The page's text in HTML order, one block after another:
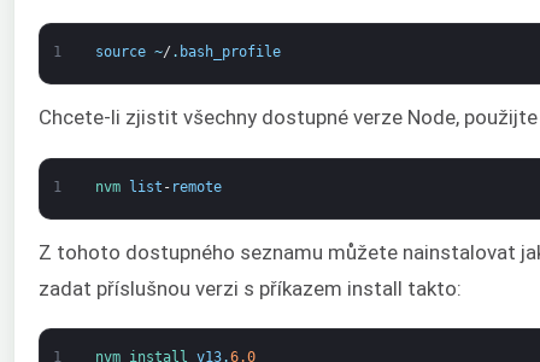
1 source ~/ . bash_profile
Chcete-li zjistit všechny dostupné verze Node,
1 nvm list - remote
Z tohoto dostupného seznamu můžete nainstalovat
zadat příslušnou verzi s příkazem install takto:
1 nvm install v13.6.0